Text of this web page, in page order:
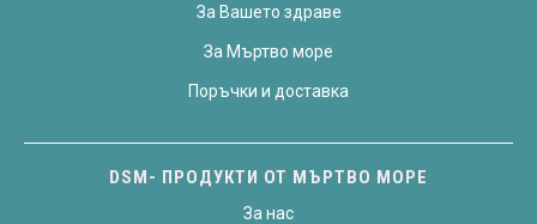
За Вашето здраве
За Мъртво море
Поръчки и доставка
DSM- ПРОДУКТИ ОТ МЪРТВО МОРЕ
За нас